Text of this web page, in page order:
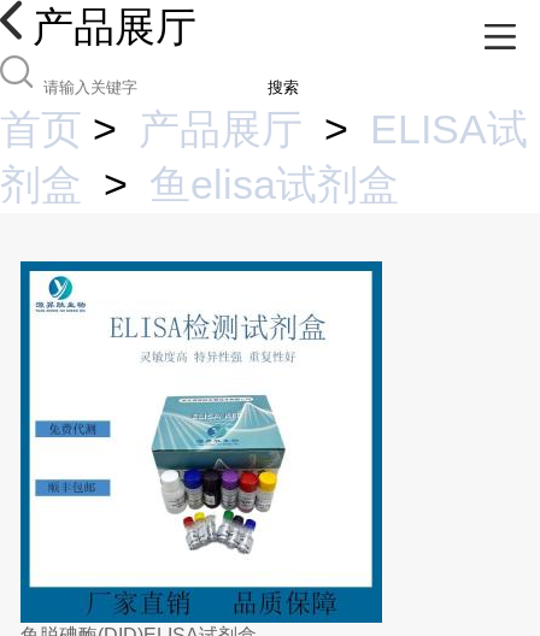
产品展厅
搜索
首页 > 产品展厅 > ELISA试
剂盒 > 鱼elisa试剂盒